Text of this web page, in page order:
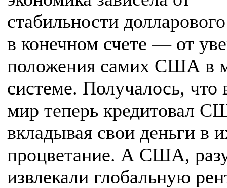
стабильности
в конечном счете — от
положения самих США в
системе. Получалось, что
мир теперь кредитовал
вкладывая свои деньги в
процветание. А США,
извлекали глобальную